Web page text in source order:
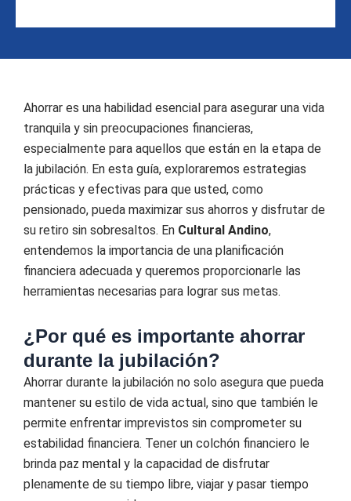
Ahorrar es una habilidad esencial para asegurar una vida
tranquila y sin preocupaciones financieras,
especialmente para aquellos que están en la etapa de
la jubilación. En esta guía, exploraremos estrategias
prácticas y efectivas para que usted, como
pensionado, pueda maximizar sus ahorros y disfrutar de
su retiro sin sobresaltos. En Cultural Andino,
entendemos la importancia de una planificación
financiera adecuada y queremos proporcionarle las
herramientas necesarias para lograr sus metas.
¿Por qué es importante ahorrar
durante la jubilación?
Ahorrar durante la jubilación no solo asegura que pueda
mantener su estilo de vida actual, sino que también le
permite enfrentar imprevistos sin comprometer su
estabilidad financiera. Tener un colchón financiero le
brinda paz mental y la capacidad de disfrutar
plenamente de su tiempo libre, viajar y pasar tiempo